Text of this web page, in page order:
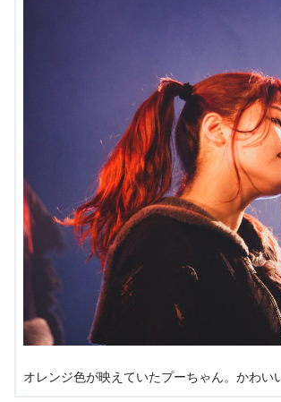
オレンジ色が映えていたプーちゃん。かわい